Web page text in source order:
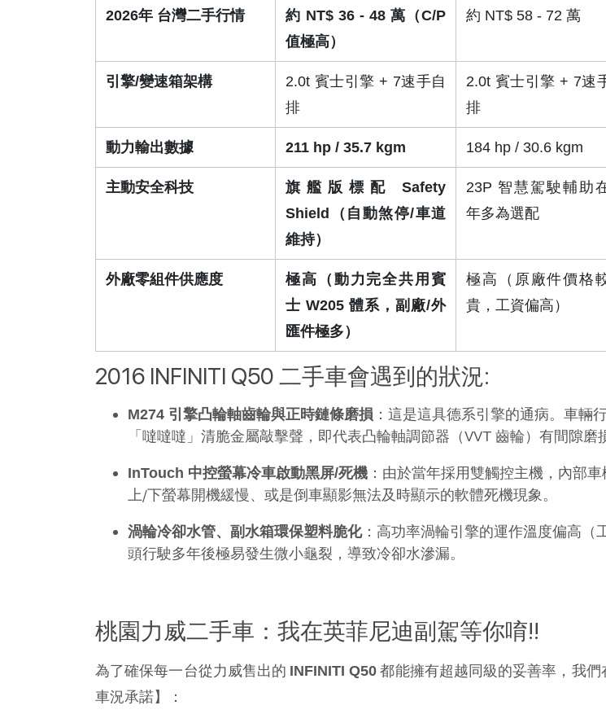
2026年 台灣二手行情
約 NT$ 36 - 48 萬（C/P
值極高）
約 NT$ 58 - 72 萬
引擎/變速箱架構
2.0t 賓士引擎 + 7速手自
排
2.0t 賓士引擎 + 7速
排
動力輸出數據 211 hp / 35.7 kgm 184 hp / 30.6 kgm
主動安全科技
旗艦版標配 Safety
Shield（自動煞停/車道
維持）
23P 智慧駕駛輔助
年多為選配
外廠零組件供應度
極高（動力完全共用賓
士 W205 體系，副廠/外
匯件極多）
極高（原廠件價格
貴，工資偏高）
2016 INFINITI Q50 二手車會遇到的狀況:
M274 引擎凸輪軸齒輪與正時鏈條磨損 ：這是這具德系引擎的通病。車輛
「噠噠噠」清脆金屬敲擊聲，即代表凸輪軸調節器（VVT 齒輪）有間隙
InTouch 中控螢幕冷車啟動黑屏/死機 ：由於當年採用雙觸控主機，內部
上/下螢幕開機緩慢、或是倒車顯影無法及時顯示的軟體死機現象。
渦輪冷卻水管、副水箱環保塑料脆化：高功率渦輪引擎的運作溫度偏高（
頭行駛多年後極易發生微小龜裂，導致冷卻水滲漏。
桃園力威二手車：我在英菲尼迪副駕等你唷!!
為了確保每一台從力威售出的 INFINITI Q50 都能擁有超越同級的妥善率，我
車況承諾】：